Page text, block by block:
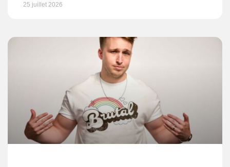
25 juillet 2026